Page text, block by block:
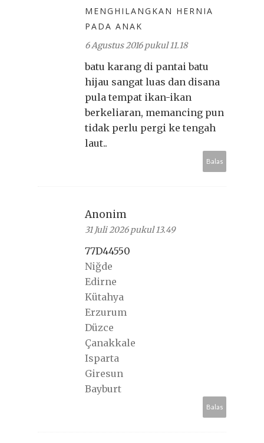
MENGHILANGKAN HERNIA
PADA ANAK
6 Agustus 2016 pukul 11.18
batu karang di pantai batu
hijau sangat luas dan disana
pula tempat ikan-ikan
berkeliaran, memancing pun
tidak perlu pergi ke tengah
laut..
Balas
Anonim
31 Juli 2026 pukul 13.49
77D44550
Niğde
Edirne
Kütahya
Erzurum
Düzce
Çanakkale
Isparta
Giresun
Bayburt
Balas